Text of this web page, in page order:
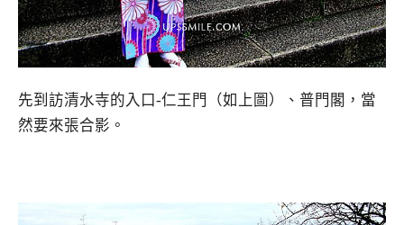
先到訪清水寺的入口-仁王門（如上圖）、普門閣，當
然要來張合影。